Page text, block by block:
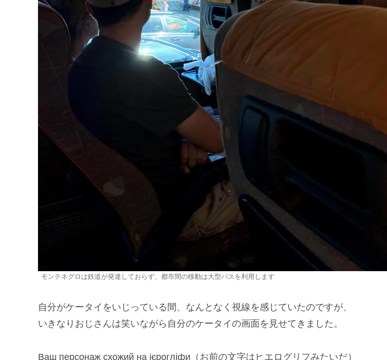
モンテネグロは鉄道が発達しておらず、都市間の移動は大型バスを利用します
自分がケータイをいじっている間、なんとなく視線を感じていたのですが、
いきなりおじさんは笑いながら自分のケータイの画面を見せてきました。
Ваш персонаж схожий на ієрогліфи（お前の文字はヒエログリフみたいだ）